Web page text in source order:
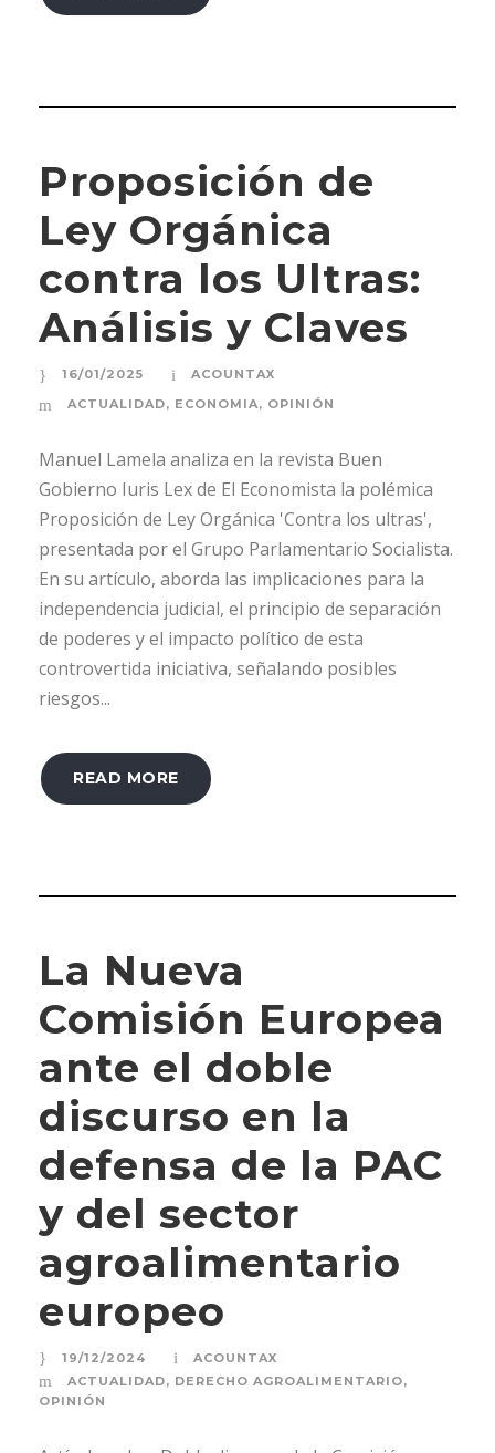
Proposición de
Ley Orgánica
contra los Ultras:
Análisis y Claves
16/01/2025
ACOUNTAX
ACTUALIDAD, ECONOMIA, OPINIÓN
Manuel Lamela analiza en la revista Buen
Gobierno Iuris Lex de El Economista la polémica
Proposición de Ley Orgánica 'Contra los ultras',
presentada por el Grupo Parlamentario Socialista.
En su artículo, aborda las implicaciones para la
independencia judicial, el principio de separación
de poderes y el impacto político de esta
controvertida iniciativa, señalando posibles
riesgos...
READ MORE
La Nueva
Comisión Europea
ante el doble
discurso en la
defensa de la PAC
y del sector
agroalimentario
europeo
19/12/2024
ACOUNTAX
ACTUALIDAD, DERECHO AGROALIMENTARIO,
OPINIÓN